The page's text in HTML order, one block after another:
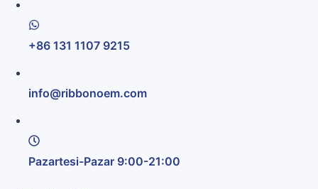
+86 131 1107 9215
info@ribbonoem.com
Pazartesi-Pazar 9:00-21:00